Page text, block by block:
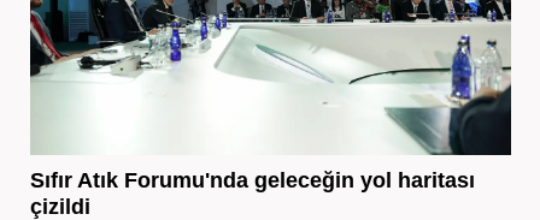
Sıfır Atık Forumu'nda geleceğin yol haritası
çizildi